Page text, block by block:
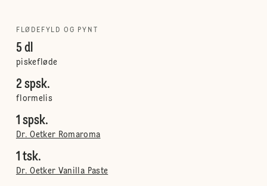
FLØDEFYLD OG PYNT
5 dl
piskefløde
2 spsk.
flormelis
1 spsk.
Dr. Oetker Romaroma
1 tsk.
Dr. Oetker Vanilla Paste